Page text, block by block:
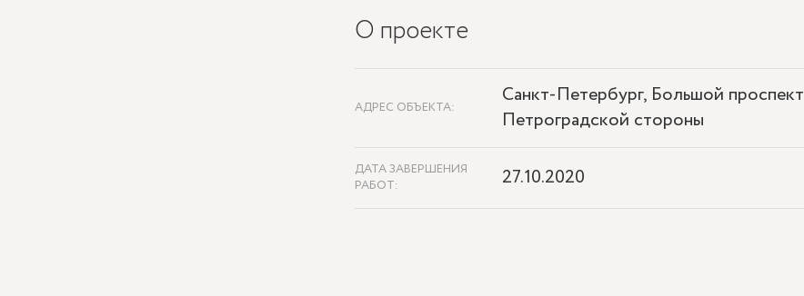
О проекте
АДРЕС ОБЪЕКТА:
Санкт-Петербург, Большой проспект
Петроградской стороны
ДАТА ЗАВЕРШЕНИЯ
РАБОТ:
27.10.2020